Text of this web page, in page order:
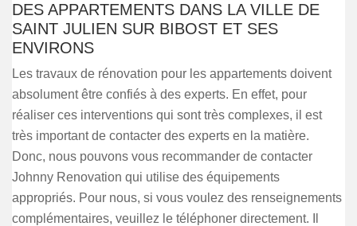
DES APPARTEMENTS DANS LA VILLE DE
SAINT JULIEN SUR BIBOST ET SES
ENVIRONS
Les travaux de rénovation pour les appartements doivent
absolument être confiés à des experts. En effet, pour
réaliser ces interventions qui sont très complexes, il est
très important de contacter des experts en la matière.
Donc, nous pouvons vous recommander de contacter
Johnny Renovation qui utilise des équipements
appropriés. Pour nous, si vous voulez des renseignements
complémentaires, veuillez le téléphoner directement. Il